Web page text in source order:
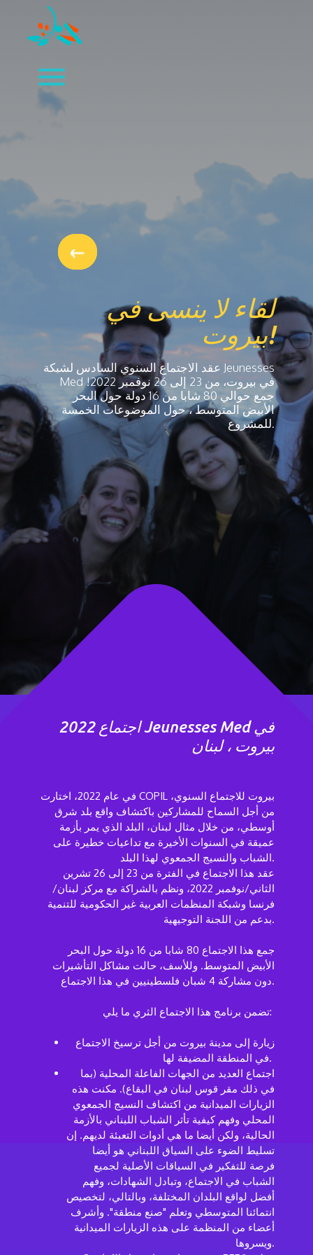
لقاء لا ينسى في
بيروت!
عقد الاجتماع السنوي السادس لشبكة Jeunesses
Med في بيروت، من 23 إلى 26 نوفمبر 2022!
جمع حوالي 80 شابا من 16 دولة حول البحر
الأبيض المتوسط ، حول الموضوعات الخمسة
للمشروع.
2022 اجتماع Jeunesses Med في
بيروت ، لبنان
في عام 2022، اختارت COPIL بيروت للاجتماع السنوي،
من أجل السماح للمشاركين باكتشاف واقع بلد شرق
أوسطي، من خلال مثال لبنان، البلد الذي يمر بأزمة
عميقة في السنوات الأخيرة مع تداعيات خطيرة على
الشباب والنسيج الجمعوي لهذا البلد.
عقد هذا الاجتماع في الفترة من 23 إلى 26 تشرين
الثاني/نوفمبر 2022، ونظم بالشراكة مع مركز لبنان/
فرنسا وشبكة المنظمات العربية غير الحكومية للتنمية
بدعم من اللجنة التوجيهية.
جمع هذا الاجتماع 80 شابا من 16 دولة حول البحر
الأبيض المتوسط. وللأسف، حالت مشاكل التأشيرات
دون مشاركة 4 شبان فلسطينيين في هذا الاجتماع.
تضمن برنامج هذا الاجتماع الثري ما يلي:
زيارة إلى مدينة بيروت من أجل ترسيخ الاجتماع
في المنطقة المضيفة لها.
اجتماع العديد من الجهات الفاعلة المحلية (بما
في ذلك مقر قوس لبنان في البقاع). مكنت هذه
الزيارات الميدانية من اكتشاف النسيج الجمعوي
المحلي وفهم كيفية تأثر الشباب اللبناني بالأزمة
الحالية، ولكن أيضا ما هي أدوات التعبئة لديهم. إن
تسليط الضوء على السياق اللبناني هو أيضا
فرصة للتفكير في السياقات الأصلية لجميع
الشباب في الاجتماع، وتبادل الشهادات، وفهم
أفضل لواقع البلدان المختلفة، وبالتالي، لتخصيص
انتمائنا المتوسطي وتعلم "صنع منطقة". وأشرف
أعضاء من المنظمة على هذه الزيارات الميدانية
ويسروها.